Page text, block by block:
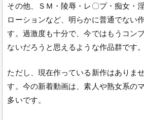
その他、ＳＭ・陵辱・レ〇プ・痴女・
ローションなど、明らかに普通でない
す。過激度も十分で、今ではもうコン
ないだろうと思えるような作品群です。
ただし、現在作っている新作はありま
す。今の新着動画は、素人や熟女系の
多いです。